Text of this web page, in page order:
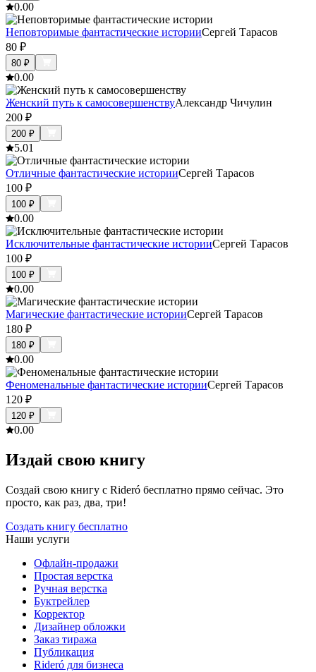
0.00
Неповторимые фантастические историиСергей Тарасов
80 ₽
80 ₽
0.00
Женский путь к самосовершенствуАлександр Чичулин
200 ₽
200 ₽
5.01
Отличные фантастические историиСергей Тарасов
100 ₽
100 ₽
0.00
Исключительные фантастические историиСергей Тарасов
100 ₽
100 ₽
0.00
Магические фантастические историиСергей Тарасов
180 ₽
180 ₽
0.00
Феноменальные фантастические историиСергей Тарасов
120 ₽
120 ₽
0.00
Издай свою книгу
Создай свою книгу с Rideró бесплатно прямо сейчас. Это
просто, как раз, два, три!
Создать книгу бесплатно
Наши услуги
Офлайн-продажи
Простая верстка
Ручная верстка
Буктрейлер
Корректор
Дизайнер обложки
Заказ тиража
Публикация
Rideró для бизнеса